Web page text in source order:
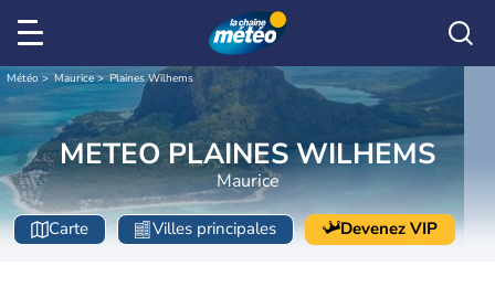
Météo Maurice Plaines Wilhems
METEO PLAINES WILHEMS
Maurice
Carte Villes principales Devenez VIP